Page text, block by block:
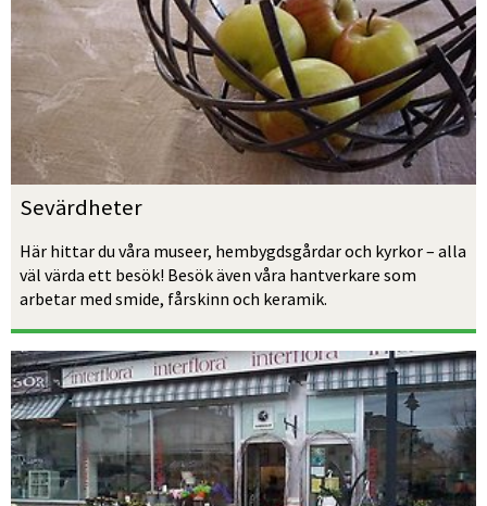
Sevärdheter
Här hittar du våra museer, hem­bygds­gårdar och kyrkor – alla
väl värda ett besök! Besök även våra hantverkare som
arbetar med smide, fårskinn och keramik.